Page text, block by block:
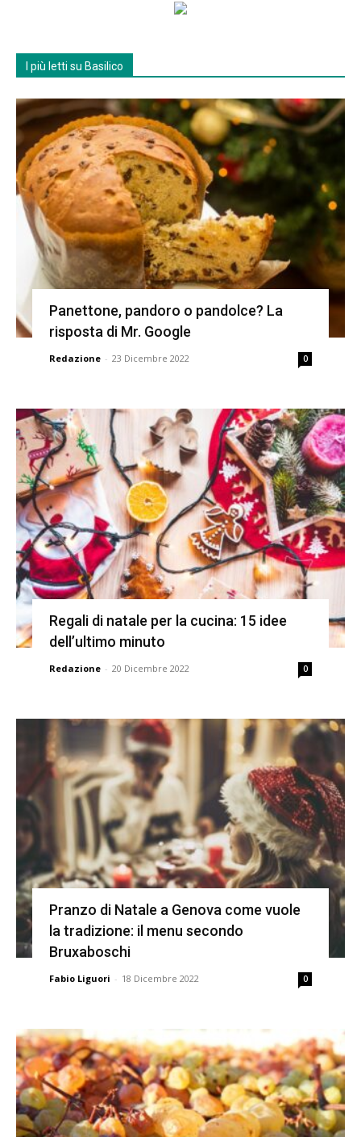
I più letti su Basilico
Panettone, pandoro o pandolce? La
risposta di Mr. Google
Redazione - 23 Dicembre 2022 0
Regali di natale per la cucina: 15 idee
dell’ultimo minuto
Redazione - 20 Dicembre 2022 0
Pranzo di Natale a Genova come vuole
la tradizione: il menu secondo
Bruxaboschi
Fabio Liguori - 18 Dicembre 2022 0